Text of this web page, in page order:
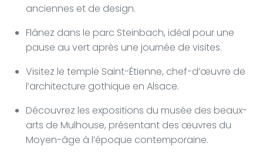
anciennes et de design.
Flânez dans le parc Steinbach, idéal pour une
pause au vert après une journée de visites.
Visitez le temple Saint-Étienne, chef-d’œuvre de
l’architecture gothique en Alsace.
Découvrez les expositions du musée des beaux-
arts de Mulhouse, présentant des œuvres du
Moyen-âge à l’époque contemporaine.